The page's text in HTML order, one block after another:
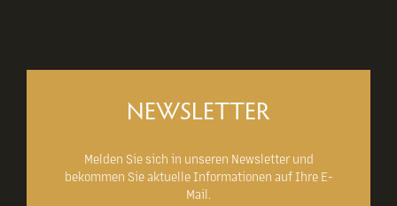
NEWSLETTER
Melden Sie sich in unseren Newsletter und
bekommen Sie aktuelle Informationen auf Ihre E-
Mail.